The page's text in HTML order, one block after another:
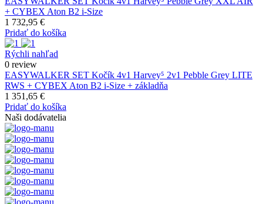
+ CYBEX Aton B2 i-Size
1 732,95 €
Pridať do košíka
Rýchli nahľad
0 review
EASYWALKER SET Kočík 4v1 Harvey⁵ 2v1 Pebble Grey LITE
RWS + CYBEX Aton B2 i-Size + základňa
1 351,65 €
Pridať do košíka
Naši dodávatelia